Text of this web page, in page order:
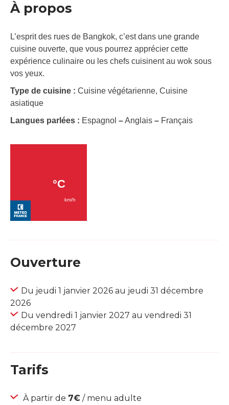
À propos
L’esprit des rues de Bangkok, c’est dans une grande
cuisine ouverte, que vous pourrez apprécier cette
expérience culinaire ou les chefs cuisinent au wok sous
vos yeux.
Type de cuisine : Cuisine végétarienne, Cuisine
asiatique
Langues parlées : Espagnol –Anglais – Français
Ouverture
Du jeudi 1 janvier 2026 au jeudi 31 décembre
2026
Du vendredi 1 janvier 2027 au vendredi 31
décembre 2027
Tarifs
À partir de 7€ / menu adulte